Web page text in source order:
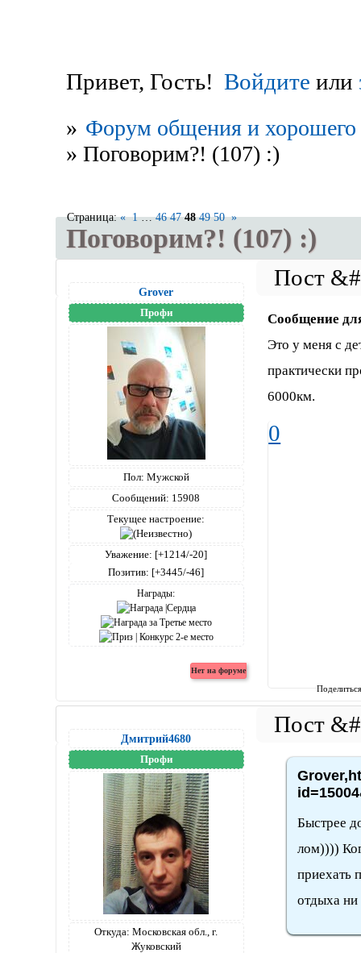
Привет, Гость! Войдите или
» Форум общения и хорошего
» Поговорим?! (107) :)
Поговорим?! (107) :)
Страница:« 1 … 46 47 48 49 50 »
Grover
Профи
Пол: Мужской
Сообщений: 15908
Текущее настроение:
Уважение: [+1214/-20]
Позитив: [+3445/-46]
Награды:
Сообщение
Это у меня с
практически
6000км.
0
Дмитрий4680
Профи
Откуда: Московская обл., г.
Жуковский
Быстрее
лом))))
приехать
отдыха ни